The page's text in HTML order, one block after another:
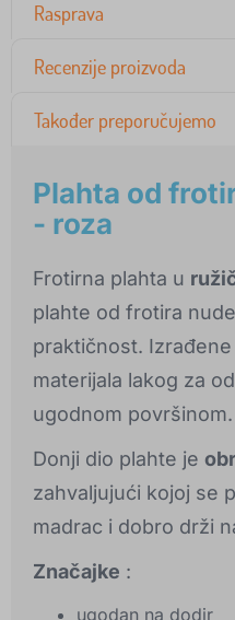
Rasprava
Recenzije proizvoda
Također preporučujemo
Plahta od
- roza
Frotirna plahta u
plahte od frotira
praktičnost.
materijala lakog za
ugodnom površinom.
Donji dio plahte je
zahvaljujući kojoj se
madrac i dobro drži
Značajke :
ugodan na dodir